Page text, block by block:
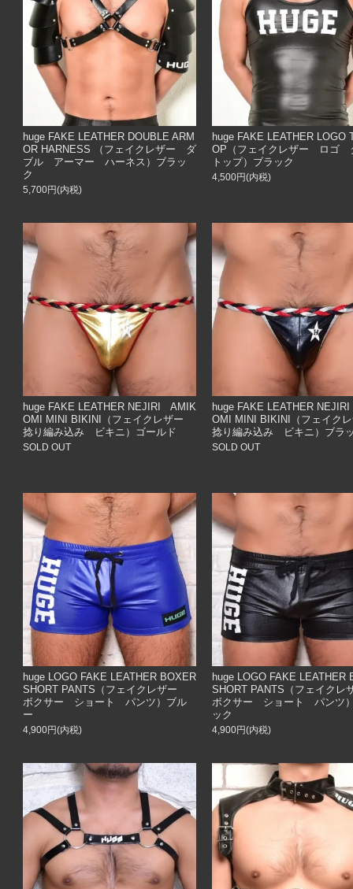
huge FAKE LEATHER DOUBLE ARM
OR HARNESS （フェイクレザー ダ
ブル アーマー ハーネス）ブラッ
ク
5,700円(内税)
huge FAKE LEATHER LOGO
OP（フェイクレザー ロゴ
トップ）ブラック
4,500円(内税)
huge FAKE LEATHER NEJIRI AMIK
OMI MINI BIKINI（フェイクレザー
捻り編み込み ビキニ）ゴールド
SOLD OUT
huge FAKE LEATHER
OMI MINI BIKINI（フェイク
捻り編み込み ビキニ）ブラ
SOLD OUT
huge LOGO FAKE LEATHER BOXER
SHORT PANTS（フェイクレザー
ボクサー ショート パンツ）ブル
ー
4,900円(内税)
huge LOGO FAKE LEATHER
SHORT PANTS（フェイク
ボクサー ショート パンツ
ック
4,900円(内税)